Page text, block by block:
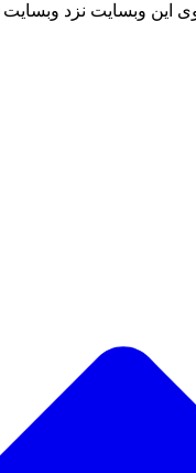
این وبسایت نزد وبسایت